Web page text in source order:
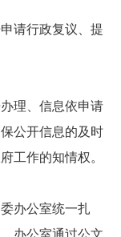
请行政复议、提
理、信息依申请
公开信息的及时
工作的知情权。
办公室统一扎
办公室通过公文